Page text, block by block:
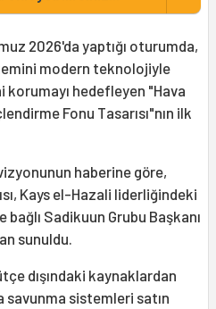
2026'da yaptığı oturumda,
modern teknolojiyle
korumayı hedefleyen "Hava
Fonu Tasarısı"nın ilk
haberine göre,
Kays el-Hazali liderliğindeki
Sadikuun Grubu Başkanı
sunuldu.
dışındaki kaynaklardan
sistemleri satın